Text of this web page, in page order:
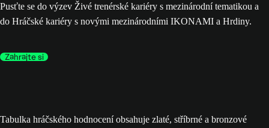
Pusťte se do výzev Živé trenérské kariéry s mezinárodní tematikou a
do Hráčské kariéry s novými mezinárodními IKONAMI a Hrdiny.
Zahrajte si
Tabulka hráčského hodnocení obsahuje zlaté, stříbrné a bronzové